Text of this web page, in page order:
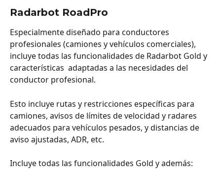
Radarbot RoadPro
Especialmente diseñado para conductores
profesionales (camiones y vehículos comerciales),
incluye todas las funcionalidades de Radarbot Gold y
características  adaptadas a las necesidades del
conductor profesional.
Esto incluye rutas y restricciones específicas para
camiones, avisos de límites de velocidad y radares
adecuados para vehículos pesados, y distancias de
aviso ajustadas, ADR, etc.
Incluye todas las funcionalidades Gold y además: